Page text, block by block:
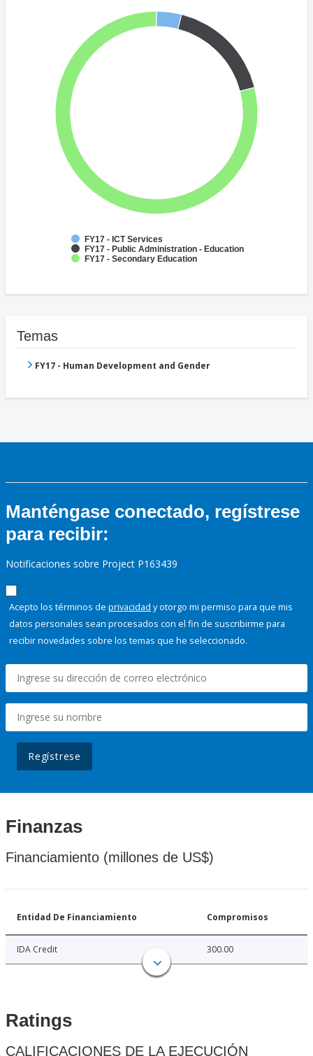
FY17 - ICT Services
FY17 - Public Administration - Education
FY17 - Secondary Education
Temas
FY17 - Human Development and Gender
Manténgase conectado, regístrese
para recibir:
Notificaciones sobre Project P163439
Acepto los términos de privacidad y otorgo mi permiso para que mis
datos personales sean procesados con el fin de suscribirme para
recibir novedades sobre los temas que he seleccionado.
Regístrese
Finanzas
Financiamiento (millones de US$)
Entidad De Financiamiento Compromisos
IDA Credit 300.00
Ratings
CALIFICACIONES DE LA EJECUCIÓN